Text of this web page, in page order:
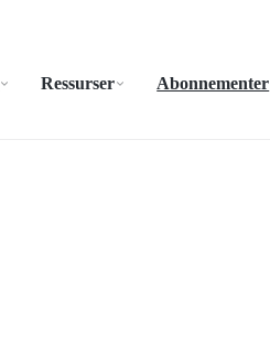
Ressurser Abonnementer